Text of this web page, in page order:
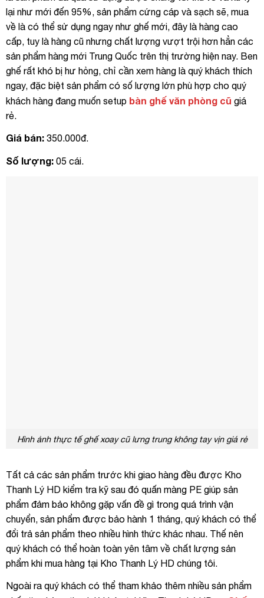
lại như mới đến 95%, sản phẩm cứng cáp và sạch sẽ, mua
về là có thể sử dụng ngay như ghế mới, đây là hàng cao
cấp, tuy là hàng cũ nhưng chất lượng vượt trội hơn hẳn các
sản phẩm hàng mới Trung Quốc trên thị trường hiện nay. Ben
ghế rất khó bị hư hỏng, chỉ cần xem hàng là quý khách thích
ngay, đặc biệt sản phẩm có số lượng lớn phù hợp cho quý
khách hàng đang muốn setup bàn ghế văn phòng cũ giá
rẻ.
Giá bán: 350.000đ.
Số lượng: 05 cái.
Hình ảnh thực tế ghế xoay cũ lưng trung không tay vịn giá rẻ
Tất cả các sản phẩm trước khi giao hàng đều được Kho
Thanh Lý HD kiểm tra kỹ sau đó quấn màng PE giúp sản
phẩm đảm bảo không gặp vấn đề gì trong quá trình vận
chuyển, sản phẩm được bảo hành 1 tháng, quý khách có thể
đổi trả sản phẩm theo nhiều hình thức khác nhau. Thế nên
quý khách có thể hoàn toàn yên tâm về chất lượng sản
phẩm khi mua hàng tại Kho Thanh Lý HD chúng tôi.
Ngoài ra quý khách có thể tham khảo thêm nhiều sản phẩm